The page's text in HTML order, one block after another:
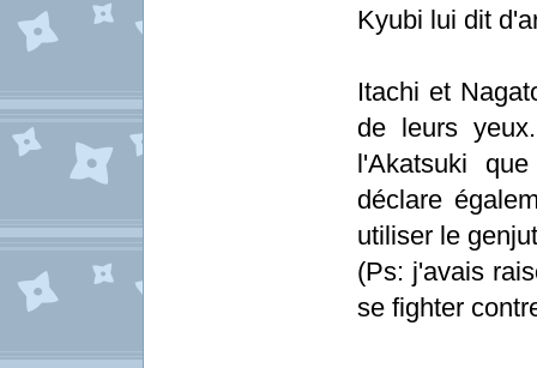
Kyubi lui dit
Itachi et
de leurs
l'Akatsuki
déclare
utiliser le
(Ps: j'avais
se fighter